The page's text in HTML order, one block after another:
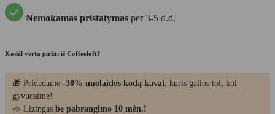
Nemokamas pristatymas per 3-5 d.d.
Kodėl verta pirkti iš Coffeeloft?
🎁 Pridedame -30% nuolaidos kodą kavai , kuris galios tol, kol
gyvuosime!
📣 Lizingas be pabrangimo 10 mėn.!